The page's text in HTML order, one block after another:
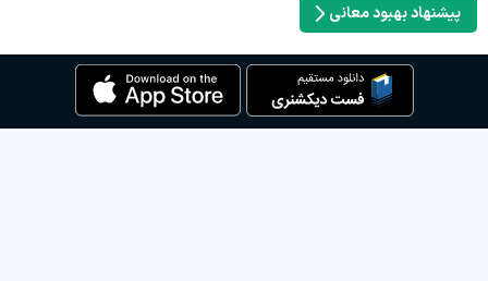
پیشنهاد بهبود معانی